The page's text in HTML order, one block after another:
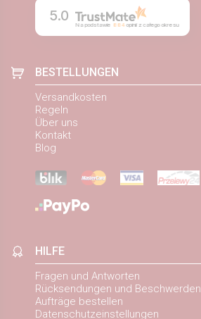
5.0
Na podstawie 884opinii z całego okresu
BESTELLUNGEN
Versandkosten
Regeln
Über uns
Kontakt
Blog
HILFE
Fragen und Antworten
Rücksendungen und Beschwerden
Aufträge bestellen
Datenschutzeinstellungen